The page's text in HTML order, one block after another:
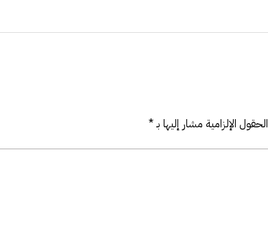
الحقول الإلزامية مشار إليها بـ*